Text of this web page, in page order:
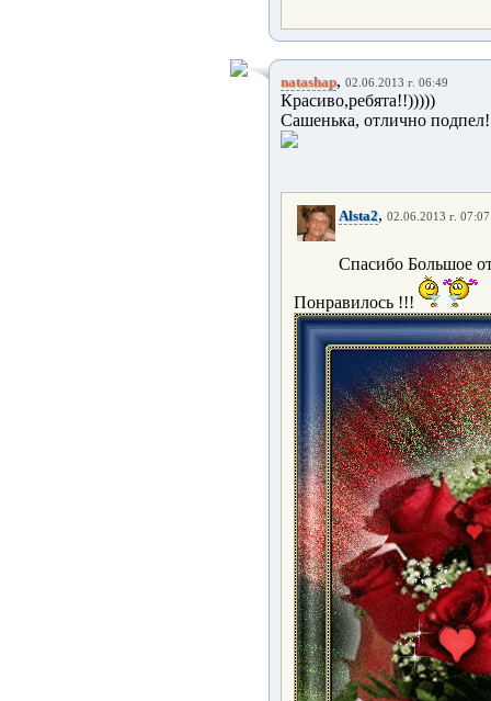
natashap, 02.06.2013 г. 06:49
Красиво,ребята!!)))))
Сашенька, отлично
Alsta2, 02.06.2013 г. 07:07
Спасибо Большое
Понравилось !!!